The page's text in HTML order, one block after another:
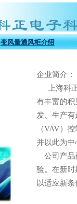
变风量通风柜介绍
企业简介：
有丰富的
发、生产
（VAV）
并以此为
验。在新
以适应新